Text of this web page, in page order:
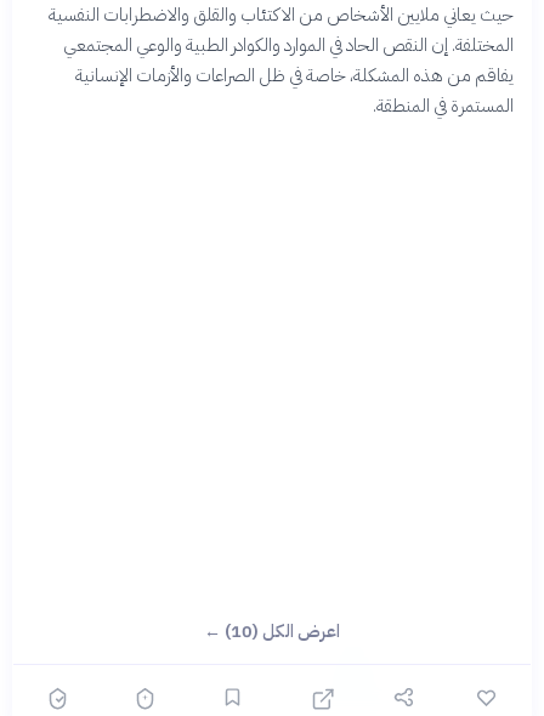
حيث يعاني ملايين الأشخاص من الاكتئاب والقلق والاضطرابات النفسية
المختلفة. إن النقص الحاد في الموارد والكوادر الطبية والوعي المجتمعي
يفاقم من هذه المشكلة، خاصة في ظل الصراعات والأزمات الإنسانية
المستمرة في المنطقة.
اعرض الكل (10) ←